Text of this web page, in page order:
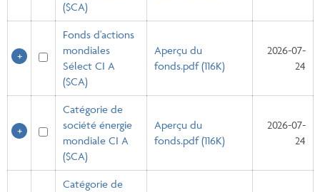
($CA)
Fonds d'actions
mondiales
Sélect CI A
($CA)
Aperçu du
fonds.pdf (116K)
2026-07-
24
Catégorie de
société énergie
mondiale CI A
($CA)
Aperçu du
fonds.pdf (116K)
2026-07-
24
Catégorie de